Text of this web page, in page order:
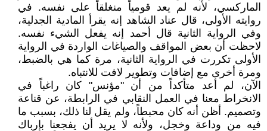
الماركسي، لأنه لم يعد قومياً منغلقاً على نفسه. في
روايته الأولى، قال عناد الشاهد إنه يقرأ المادية الجدلية،
وفي الرواية الثانية قال أحمد إنه يفعل الشيء نفسه.
لاحظت أن بعض المواقف والصياغات الواردة في الرواية
الأولى تكررت في الرواية الثانية، مرة كما هي بالضبط،
ومرة أخرى مع إضافات وتطوير لافت للانتباه.
الآن، لم أعد متأكداً من أن "مؤنس" كان راغباً في
الانخراط معنا في العمل النقابي في الرابطة، عن قناعة
وتصميم. أظن أنه كان محبطاً، ولم يقل لنا ذلك، بسبب ما
فيه من وداعة وخجل، ولأنه لا يريد أن يفجعنا بإرباك